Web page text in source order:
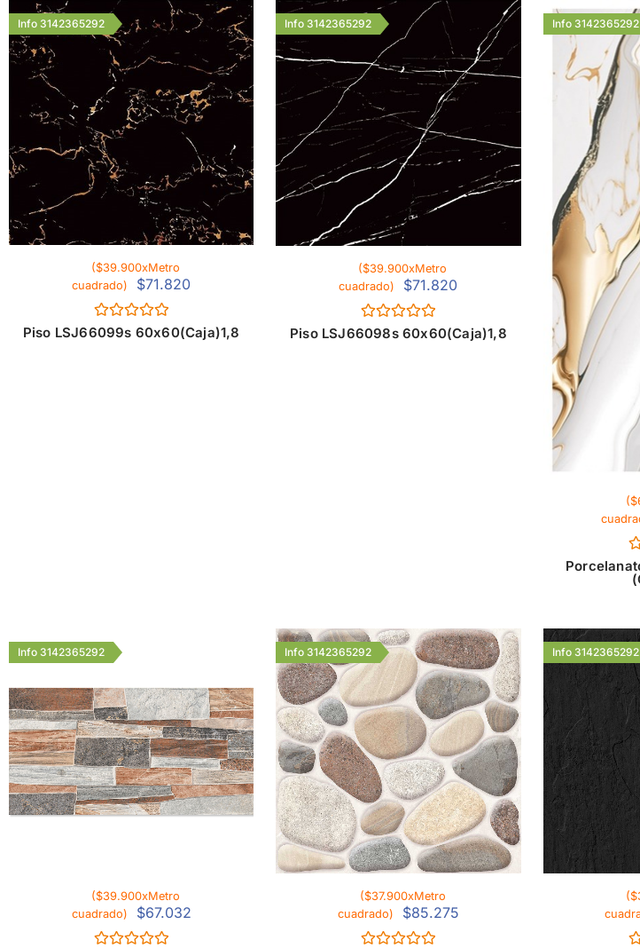
Info 3142365292
($39.900xMetro
cuadrado)
$71.820
Valorado
con
Piso LSJ66099s 60x60(Caja)1,8
Info 3142365292
($39.900xMetro
cuadrado)
$71.820
Valorado
con
Piso LSJ66098s 60x60(Caja)1,8
Info 3142365292
0
Info 3142365292
($39.900xMetro
cuadrado)
$67.032
Info 3142365292
($37.900xMetro
cuadrado)
$85.275
Info 3142365292